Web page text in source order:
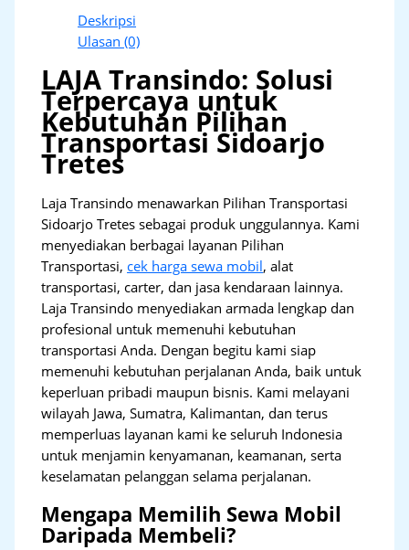
Deskripsi
Ulasan (0)
LAJA Transindo: Solusi
Terpercaya untuk
Kebutuhan Pilihan
Transportasi Sidoarjo
Tretes
Laja Transindo menawarkan Pilihan Transportasi
Sidoarjo Tretes sebagai produk unggulannya. Kami
menyediakan berbagai layanan Pilihan
Transportasi, cek harga sewa mobil, alat
transportasi, carter, dan jasa kendaraan lainnya.
Laja Transindo menyediakan armada lengkap dan
profesional untuk memenuhi kebutuhan
transportasi Anda. Dengan begitu kami siap
memenuhi kebutuhan perjalanan Anda, baik untuk
keperluan pribadi maupun bisnis. Kami melayani
wilayah Jawa, Sumatra, Kalimantan, dan terus
memperluas layanan kami ke seluruh Indonesia
untuk menjamin kenyamanan, keamanan, serta
keselamatan pelanggan selama perjalanan.
Mengapa Memilih Sewa Mobil
Daripada Membeli?